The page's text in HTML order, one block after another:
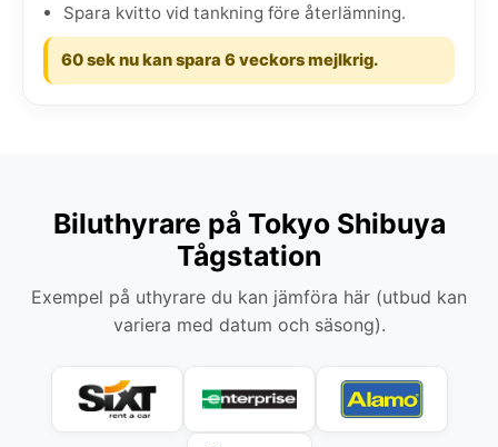
Spara kvitto vid tankning före återlämning.
60 sek nu kan spara 6 veckors mejlkrig.
Biluthyrare på Tokyo Shibuya
Tågstation
Exempel på uthyrare du kan jämföra här (utbud kan
variera med datum och säsong).